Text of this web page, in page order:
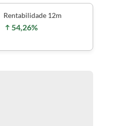
Rentabilidade 12m
54,26%